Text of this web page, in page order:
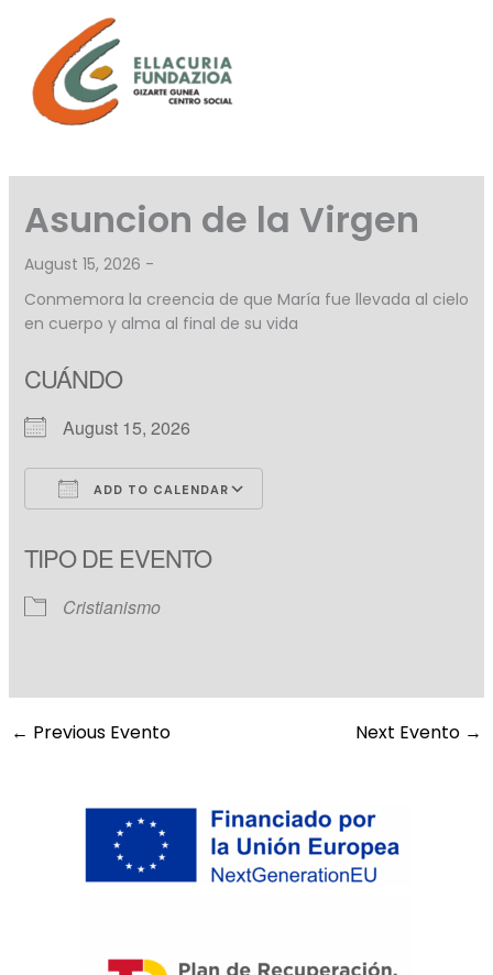
content
Asuncion de la Virgen
August 15, 2026 -
Conmemora la creencia de que María fue llevada al cielo
en cuerpo y alma al final de su vida
CUÁNDO
August 15, 2026
ADD TO CALENDAR
TIPO DE EVENTO
Cristianismo
← Previous Evento Next Evento →